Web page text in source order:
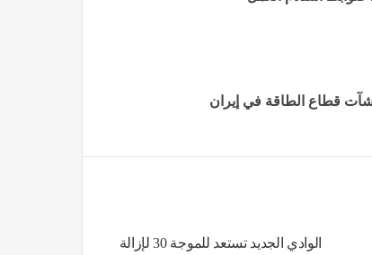
الوادي الجديد تستعد للموجة 30 لإزالة